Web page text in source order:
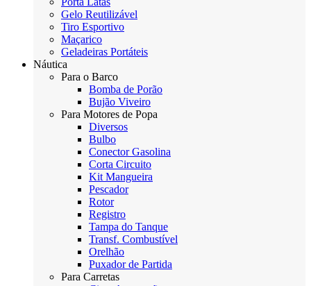
Gelo Reutilizável
Tiro Esportivo
Maçarico
Geladeiras Portáteis
Náutica
Para o Barco
Bomba de Porão
Bujão Viveiro
Para Motores de Popa
Diversos
Bulbo
Conector Gasolina
Corta Circuito
Kit Mangueira
Pescador
Rotor
Registro
Tampa do Tanque
Transf. Combustível
Orelhão
Puxador de Partida
Para Carretas